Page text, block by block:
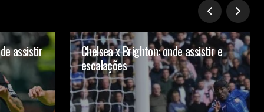
assistir
Chelsea x Brighton: onde assistir e
escalações